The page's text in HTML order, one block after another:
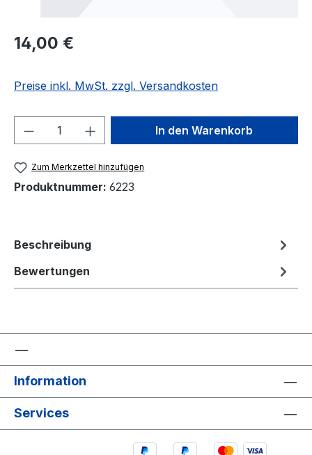
Regulärer Preis:
14,00 €
Preise inkl. MwSt. zzgl. Versandkosten
Produkt Anzahl: Gib denIn den Warenkorb
Zum Merkzettel hinzufügen
Produktnummer: 6223
Beschreibung
Bewertungen
Information
Services